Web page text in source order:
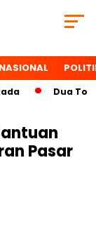
NASIONAL
Dua Tokoh
Pasar